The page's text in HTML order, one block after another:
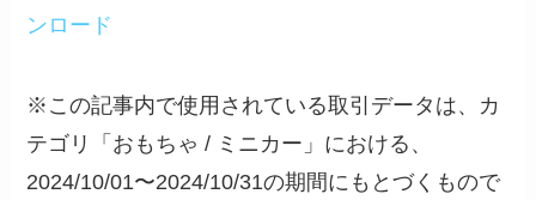
ンロード
※この記事内で使用されている取引データは、カ
テゴリ「おもちゃ / ミニカー」における、
2024/10/01〜2024/10/31の期間にもとづくもので